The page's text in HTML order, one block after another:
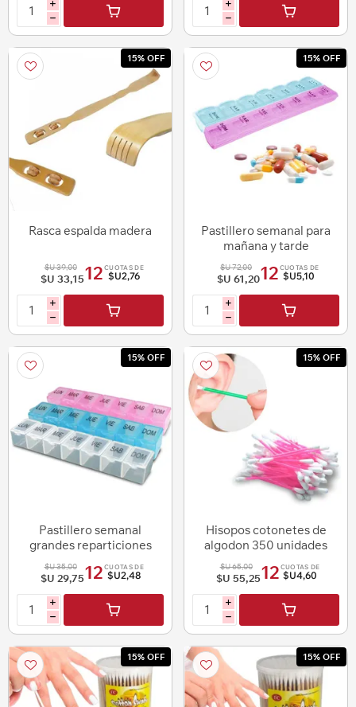
i
h
i
h
15% OFF
Rasca espalda madera
$U 39,00
$U 33,1512 CUOTAS DE
$U2,76
i
h
15% OFF
Pastillero semanal para
mañana y tarde
$U 72,00
$U 61,2012 CUOTAS DE
$U5,10
i
h
15% OFF
Pastillero semanal
grandes reparticiones
$U 35,00
$U 29,7512 CUOTAS DE
$U2,48
i
h
15% OFF
Hisopos cotonetes de
algodon 350 unidades
$U 65,00
$U 55,2512 CUOTAS DE
$U4,60
i
h
15% OFF 15% OFF